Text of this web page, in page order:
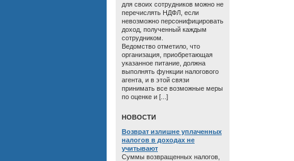
для своих сотрудников можно не
перечислять НДФЛ, если
невозможно персонифицировать
доход, полученный каждым
сотрудником.
Ведомство отметило, что
организация, приобретающая
указанное питание, должна
выполнять функции налогового
агента, и в этой связи
принимать все возможные меры
по оценке и [...]
HОВОСТИ
Возврат излишне уплаченных
налогов в доходах не
учитывают
Суммы возвращенных налогов,